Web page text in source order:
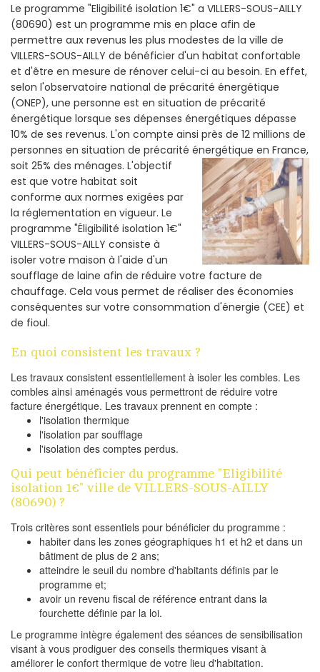
Le programme "Eligibilité isolation 1€" a VILLERS-SOUS-AILLY
(80690) est un programme mis en place afin de
permettre aux revenus les plus modestes de la ville de
VILLERS-SOUS-AILLY de bénéficier d'un habitat confortable
et d'être en mesure de rénover celui-ci au besoin. En effet,
selon l'observatoire national de précarité énergétique
(ONEP), une personne est en situation de précarité
énergétique lorsque ses dépenses énergétiques dépasse
10% de ses revenus. L'on compte ainsi près de 12 millions de
personnes en situation de précarité énergétique en France,
soit 25% des ménages. L'objectif
est que votre habitat soit
conforme aux normes exigées par
la réglementation en vigueur. Le
programme "Éligibilité isolation 1€"
VILLERS-SOUS-AILLY consiste à
isoler votre maison à l'aide d'un
soufflage de laine afin de réduire votre facture de
chauffage. Cela vous permet de réaliser des économies
conséquentes sur votre consommation d'énergie (CEE) et
de fioul.
En quoi consistent les travaux ?
Les travaux consistent essentiellement à isoler les combles. Les
combles ainsi aménagés vous permettront de réduire votre
facture énergétique. Les travaux prennent en compte :
l'isolation thermique
l'isolation par soufflage
l'isolation des comptes perdus.
Qui peut bénéficier du programme "Eligibilité
isolation 1€" ville de VILLERS-SOUS-AILLY
(80690) ?
Trois critères sont essentiels pour bénéficier du programme :
habiter dans les zones géographiques h1 et h2 et dans un
bâtiment de plus de 2 ans;
atteindre le seuil du nombre d'habitants définis par le
programme et;
avoir un revenu fiscal de référence entrant dans la
fourchette définie par la loi.
Le programme intègre également des séances de sensibilisation
visant à vous prodiguer des conseils thermiques visant à
améliorer le confort thermique de votre lieu d'habitation.